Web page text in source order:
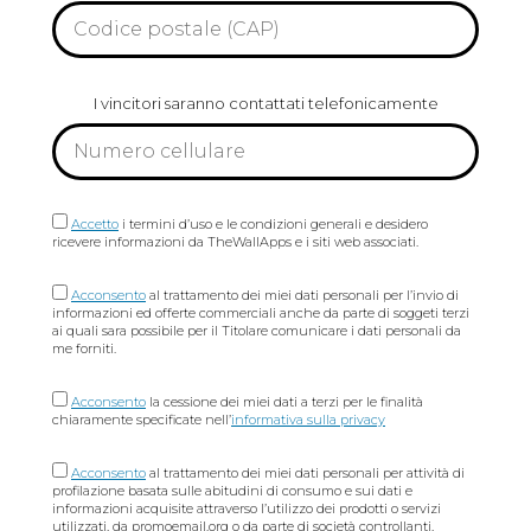
r
o
c
o
+
a
C
o
d
o
s
l
e
I vincitori saranno contattati telefonicamente
o
n
e
n
s
o
Accetto i termini d’uso e le condizioni generali e desidero
ricevere informazioni da TheWallApps e i siti web associati.
o
n
s
e
s
o
Acconsento al trattamento dei miei dati personali per l’invio di
informazioni ed offerte commerciali anche da parte di soggeti terzi
ai quali sara possibile per il Titolare comunicare i dati personali da
me forniti.
o
n
e
n
s
o
Acconsento la cessione dei miei dati a terzi per le finalità
chiaramente specificate nell’informativa sulla privacy
o
n
s
Acconsento al trattamento dei miei dati personali per attività di
profilazione basata sulle abitudini di consumo e sui dati e
informazioni acquisite attraverso l’utilizzo dei prodotti o servizi
utilizzati, da promoemail.org o da parte di società controllanti,